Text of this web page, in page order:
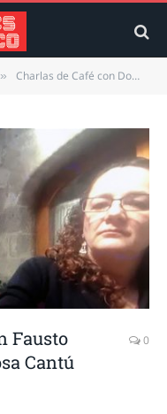
» Charlas de Café con Don Fausto Cantú Peña invitada Rosa Cantú Parte 4
Fausto
Cantú
0